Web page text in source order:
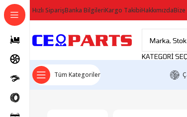
Hızlı SiparişBanka BilgileriKargo TakibiHakkımızdaBize
KATEGORI
Tüm Kategoriler